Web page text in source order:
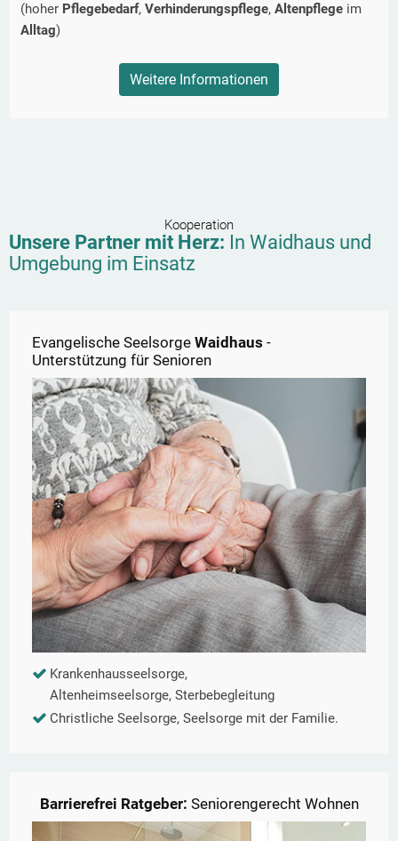
(hoher Pflegebedarf, Verhinderungspflege, Altenpflege im
Alltag)
Weitere Informationen
Kooperation
Unsere Partner mit Herz: In Waidhaus und
Umgebung im Einsatz
Evangelische Seelsorge Waidhaus -
Unterstützung für Senioren
Krankenhausseelsorge,
Altenheimseelsorge, Sterbebegleitung
Christliche Seelsorge, Seelsorge mit der Familie.
Barrierefrei Ratgeber: Seniorengerecht Wohnen